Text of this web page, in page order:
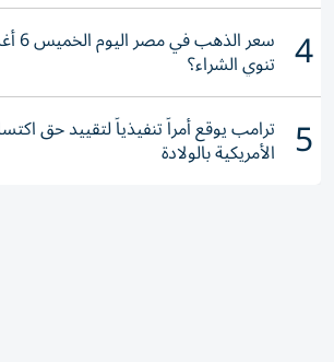
4 تنوي الشراء؟
5 ترامب يوقع أمراً تنفيذياً لتقييد حق
الأمريكية بالولادة